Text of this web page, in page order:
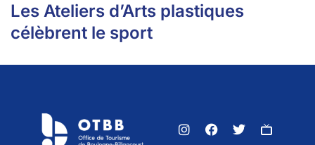
Les Ateliers d’Arts plastiques
célèbrent le sport